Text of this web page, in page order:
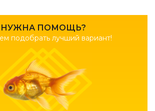
НУЖНА ПОМОЩЬ?
подобрать лучший вариант!